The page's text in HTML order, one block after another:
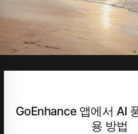
GoEnhance 앱에서 AI
용 방법